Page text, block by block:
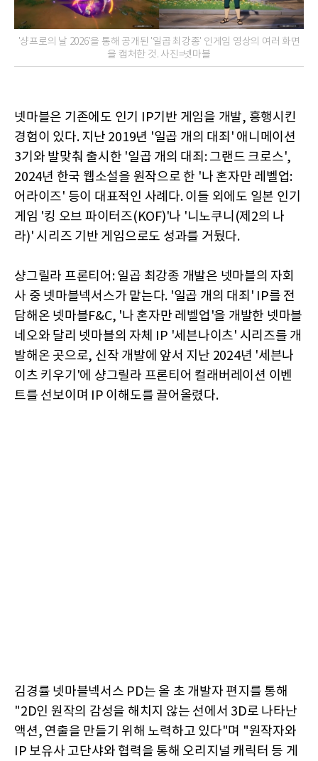
'샹프로의 날 2026'을 통해 공개된 '일곱 최강종' 인게임 영상의 여러 화면
을 캡처한 것. 사진=넷마블
넷마블은 기존에도 인기 IP기반 게임을 개발, 흥행시킨
경험이 있다. 지난 2019년 '일곱 개의 대죄' 애니메이션
3기와 발맞춰 출시한 '일곱 개의 대죄: 그랜드 크로스',
2024년 한국 웹소설을 원작으로 한 '나 혼자만 레벨업:
어라이즈' 등이 대표적인 사례다. 이들 외에도 일본 인기
게임 '킹 오브 파이터즈(KOF)'나 '니노쿠니(제2의 나
라)' 시리즈 기반 게임으로도 성과를 거뒀다.
샹그릴라 프론티어: 일곱 최강종 개발은 넷마블의 자회
사 중 넷마블넥서스가 맡는다. '일곱 개의 대죄' IP를 전
담해온 넷마블F&C, '나 혼자만 레벨업'을 개발한 넷마블
네오와 달리 넷마블의 자체 IP '세븐나이츠' 시리즈를 개
발해온 곳으로, 신작 개발에 앞서 지난 2024년 '세븐나
이츠 키우기'에 샹그릴라 프론티어 컬래버레이션 이벤
트를 선보이며 IP 이해도를 끌어올렸다.
김경률 넷마블넥서스 PD는 올 초 개발자 편지를 통해
"2D인 원작의 감성을 해치지 않는 선에서 3D로 나타난
액션, 연출을 만들기 위해 노력하고 있다"며 "원작자와
IP 보유사 고단샤와 협력을 통해 오리지널 캐릭터 등 게